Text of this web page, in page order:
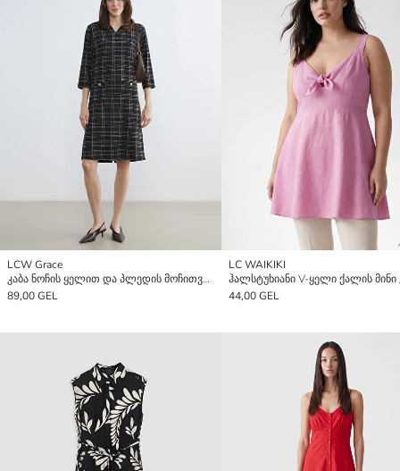
LCW Grace
კაბა ნოჩის ყელით და პლედის მოჩითვით
89,00 GEL
LC WAIKIKI
ჰალსტუხიანი V-ყელი ქალის მინი
44,00 GEL